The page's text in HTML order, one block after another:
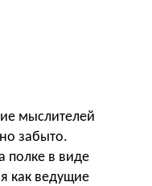
мыслителей
забыто.
полке в виде
как ведущие